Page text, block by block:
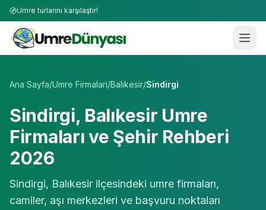
Umre turlarını karşılaştır!
Ana Sayfa/Umre Firmalari/Balıkesir/Sindirgi
Sindirgi, Balıkesir Umre
Firmaları ve Şehir Rehberi
2026
Sindirgi, Balıkesir ilçesindeki umre firmaları,
camiler, aşı merkezleri ve başvuru noktaları